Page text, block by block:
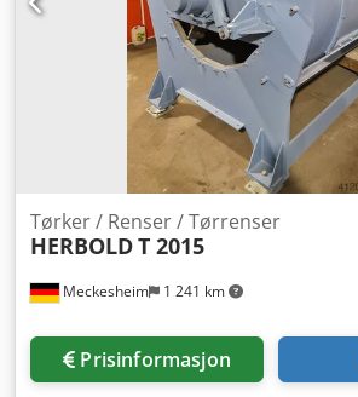
Meckesheim 1 241 km
Tørker / Renser / Tørrenser
HERBOLDT 2015
Prisinformasjon